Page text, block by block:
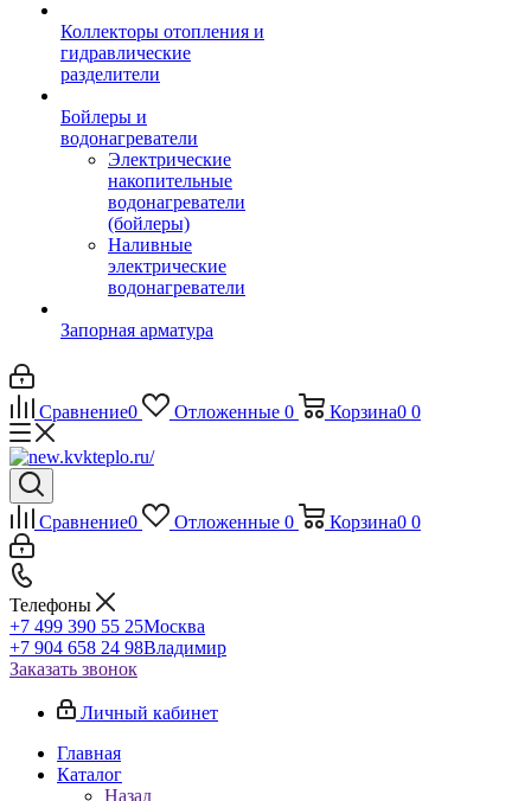
Коллекторы отопления и
гидравлические
разделители
Бойлеры и
водонагреватели
Электрические
накопительные
водонагреватели
(бойлеры)
Наливные
электрические
водонагреватели
Запорная арматура
Сравнение0 Отложенные 0 Корзина0 0
Сравнение0 Отложенные 0 Корзина0 0
Телефоны
+7 499 390 55 25Москва
+7 904 658 24 98Владимир
Заказать звонок
Личный кабинет
Главная
Каталог
Назад